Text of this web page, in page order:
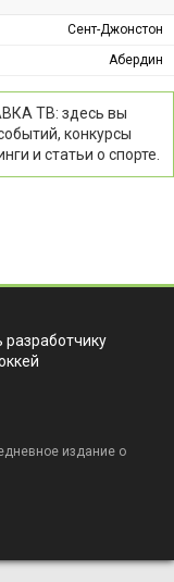
Сент-Джонстон
Абердин
ТВ: здесь вы
конкурсы
и статьи о спорте.
издание о